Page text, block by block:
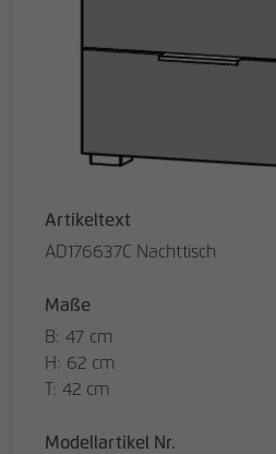
Artikeltext
AD176637C Nachttisch
Maße
B: 47 cm
H: 62 cm
T: 42 cm
Modellartikel Nr.